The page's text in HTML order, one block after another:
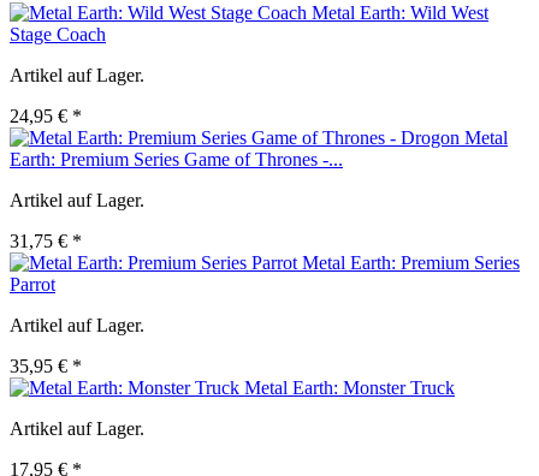
Metal Earth: Wild West
Stage Coach
Artikel auf Lager.
24,95 € *
Metal
Earth: Premium Series Game of Thrones -...
Artikel auf Lager.
31,75 € *
Metal Earth: Premium Series
Parrot
Artikel auf Lager.
35,95 € *
Metal Earth: Monster Truck
Artikel auf Lager.
17,95 € *